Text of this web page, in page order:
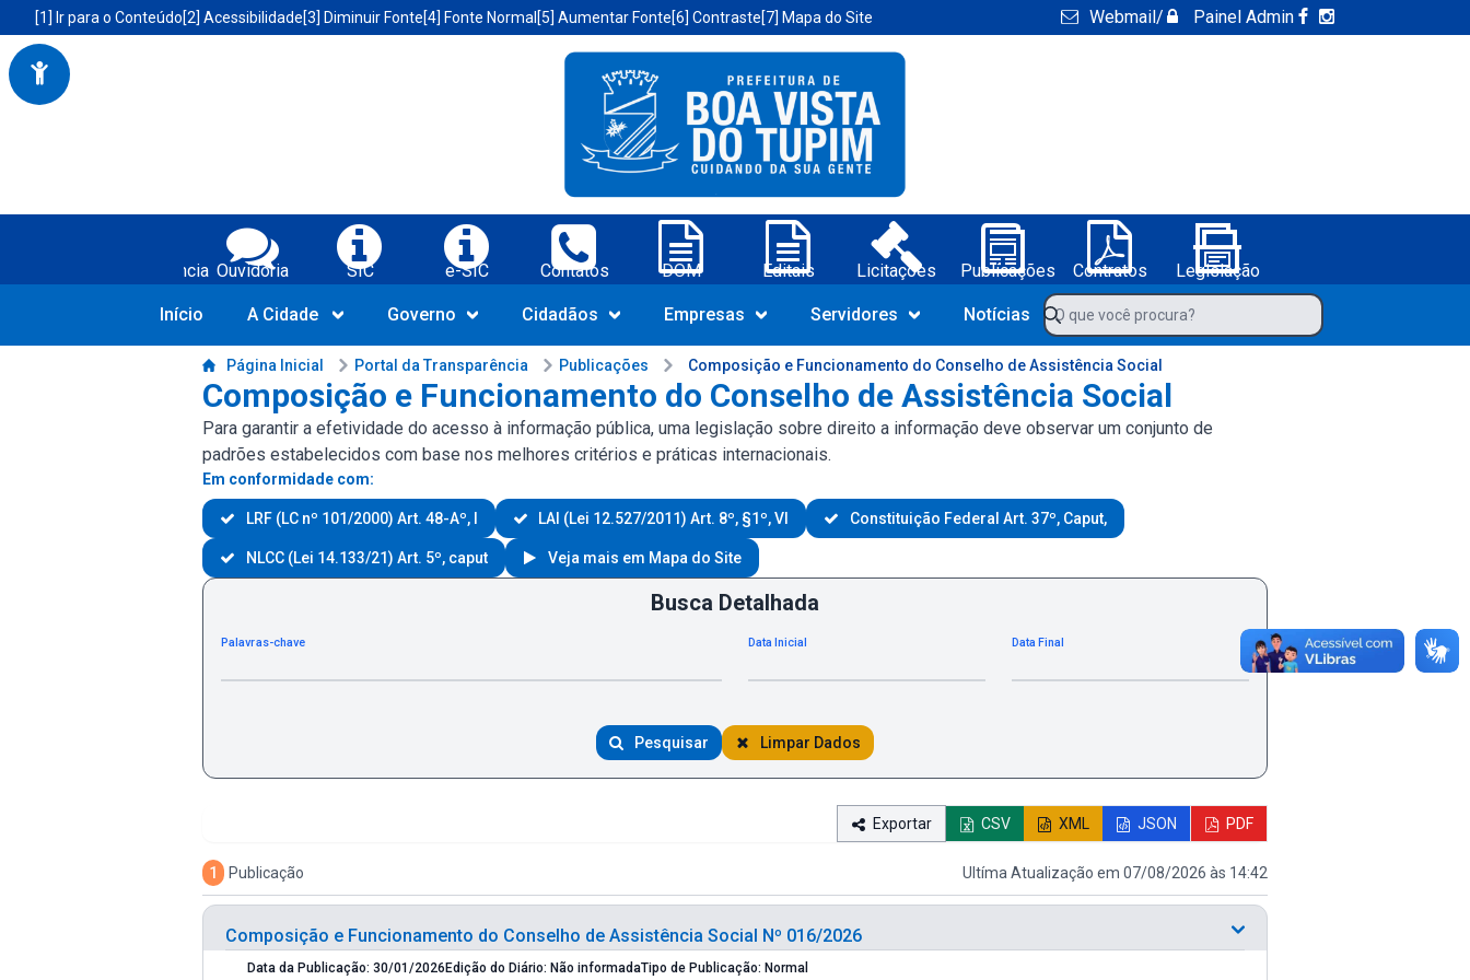
Portal da Prefeitura Municipal de Boa Vista do Tupim-BA
Acessibilidade da Prefeitura de Boa Vista do Tupim-BA
[1] Ir para o Conteúdo[2] Acessibilidade[3] Diminuir Fonte[4] Fonte Normal [5] Aumentar Fonte[6] Contraste[7] Mapa do Site Webmail/ Painel Admin
Serviços da Prefeitura Municipal de Boa Vista do Tupim-BA;
Transparência Ouvidoria SIC e-SIC Contatos DOM Editais Licitações Publicações Contratos
Legislação
Navegue pelo portal da Prefeitura de Boa Vista do Tupim-BA
O que você procura?
Início A Cidade Governo Cidadãos Empresas Servidores Notícias
Conteúdo da Prefeitura de Boa Vista do Tupim-BA
Página Inicial Portal da Transparência Publicações Composição e Funcionamento do Conselho de Assistência Social
Composição e Funcionamento do Conselho de Assistência Social
Para garantir a efetividade do acesso à informação pública, uma legislação sobre direito a informação deve observar um conjunto de
padrões estabelecidos com base nos melhores critérios e práticas internacionais.
Em conformidade com:
LRF (LC nº 101/2000) Art. 48-Aº, I LAI (Lei 12.527/2011) Art. 8º, §1º, VI Constituição Federal Art. 37º, Caput,
NLCC (Lei 14.133/21) Art. 5º, caput Veja mais em Mapa do Site
Busca Detalhada
Palavras-chave Data Inicial Data Final
Pesquisar Limpar Dados
Exportar CSV XML JSON PDF
1 Publicação Ultíma Atualização em 07/08/2026 às 14:42
Composição e Funcionamento do Conselho de Assistência Social Nº 016/2026
Data da Publicação: 30/01/2026 Edição do Diário: Não informada Tipo de Publicação: Normal